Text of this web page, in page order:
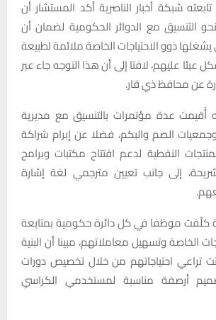
شبكة أخبار الناصرية أكد المستشار أن
التنسيق مع الدوائر الحكومية لضمان أن
ذوو الاحتياجات الخاصة ملائمة لطبيعة
عبئا عليهم، لافتا إلى أن هذا التوجه جاء عبر
عن محافظ ذي قار.
عدة مؤتمرات بالتنسيق مع مديرية
وجمعيات الصم والبكم، فضلا عن إبرام شراكة
النفطية لدعم افتتاح مكتبات وبرامج
إلى جانب تعيين مترجمي لغة إشارة
كلّفت موظفا في كل دائرة حكومية بمتابعة
الخاصة وتسهيل معاملاتهم، مبينا أن البنية
تراعي احتياجاتهم من خلال تخصيص دورات
أرصفة مناسبة لمستخدمي الكراسي